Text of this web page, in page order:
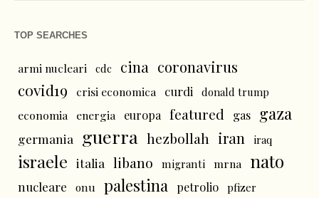
TOP SEARCHES
armi nucleari cdc cina coronavirus
covid19 crisi economica curdi donald trump
economia energia europa featured gas gaza
germania guerra hezbollah iran iraq
israele italia libano migranti mrna nato
nucleare onu palestina petrolio pfizer